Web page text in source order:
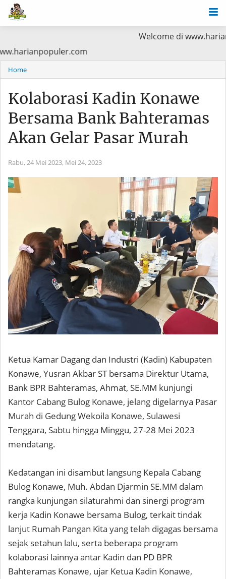
Welcome di
di www.harianpopuler.com
Home
Kolaborasi Kadin Konawe
Bersama Bank Bahteramas
Akan Gelar Pasar Murah
Rabu, 24 Mei 2023, Mei 24, 2023
Ketua Kamar Dagang dan Industri (Kadin) Kabupaten
Konawe, Yusran Akbar ST bersama Direktur Utama,
Bank BPR Bahteramas, Ahmat, SE.MM kunjungi
Kantor Cabang Bulog Konawe, jelang digelarnya Pasar
Murah di Gedung Wekoila Konawe, Sulawesi
Tenggara, Sabtu hingga Minggu, 27-28 Mei 2023
mendatang.
Kedatangan ini disambut langsung Kepala Cabang
Bulog Konawe, Muh. Abdan Djarmin SE.MM dalam
rangka kunjungan silaturahmi dan sinergi program
kerja Kadin Konawe bersama Bulog, terkait tindak
lanjut Rumah Pangan Kita yang telah digagas bersama
sejak setahun lalu, serta beberapa program
kolaborasi lainnya antar Kadin dan PD BPR
Bahteramas Konawe, ujar Ketua Kadin Konawe,